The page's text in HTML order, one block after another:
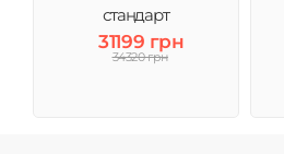
стандарт
31199 грн
34320 грн